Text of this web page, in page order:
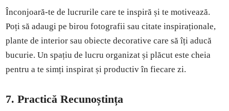
Înconjoară-te de lucrurile care te inspiră și te motivează.
Poți să adaugi pe birou fotografii sau citate inspiraționale,
plante de interior sau obiecte decorative care să îți aducă
bucurie. Un spațiu de lucru organizat și plăcut este cheia
pentru a te simți inspirat și productiv în fiecare zi.
7. Practică Recunoștința